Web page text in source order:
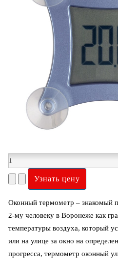
Оконный термометр – знакомый
2-му человеку в Воронеже как
температуры воздуха, который
или на улице за окно на
прогресса, термометр оконный